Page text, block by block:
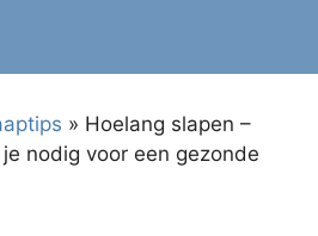
» Hoelang slapen –
nodig voor een gezonde